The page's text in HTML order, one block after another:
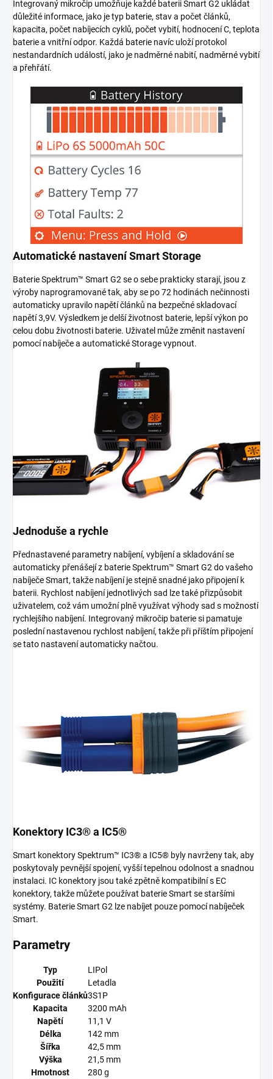
Integrovaný mikročip umožňuje každé baterii Smart G2 ukládat
důležité informace, jako je typ baterie, stav a počet článků,
kapacita, počet nabíjecích cyklů, počet vybití, hodnocení C, teplota
baterie a vnitřní odpor. Každá baterie navíc uloží protokol
nestandardních událostí, jako je nadměrné nabití, nadměrné vybití
a přehřátí.
Automatické nastavení Smart Storage
Baterie Spektrum™ Smart G2 se o sebe prakticky starají, jsou z
výroby naprogramované tak, aby se po 72 hodinách nečinnosti
automaticky upravilo napětí článků na bezpečné skladovací
napětí 3,9V. Výsledkem je delší životnost baterie, lepší výkon po
celou dobu životnosti baterie. Uživatel může změnit nastavení
pomocí nabíječe a automatické Storage vypnout.
Jednoduše a rychle
Přednastavené parametry nabíjení, vybíjení a skladování se
automaticky přenášejí z baterie Spektrum™ Smart G2 do vašeho
nabíječe Smart, takže nabíjení je stejně snadné jako připojení k
baterii. Rychlost nabíjení jednotlivých sad lze také přizpůsobit
uživatelem, což vám umožní plně využívat výhody sad s možností
rychlejšího nabíjení. Integrovaný mikročip baterie si pamatuje
poslední nastavenou rychlost nabíjení, takže při příštím připojení
se tato nastavení automaticky načtou.
Konektory IC3® a IC5®
Smart konektory Spektrum™ IC3® a IC5® byly navrženy tak, aby
poskytovaly pevnější spojení, vyšší tepelnou odolnost a snadnou
instalaci. IC konektory jsou také zpětně kompatibilní s EC
konektory, takže můžete používat baterie Smart se staršími
systémy. Baterie Smart G2 lze nabíjet pouze pomocí nabíječek
Smart.
Parametry
Typ
LIPol
Použití
Letadla
Konfigurace článků3S1P
Kapacita
3200 mAh
Napětí
11,1 V
Délka
142 mm
Šířka
42,5 mm
Výška
21,5 mm
Hmotnost
280 g